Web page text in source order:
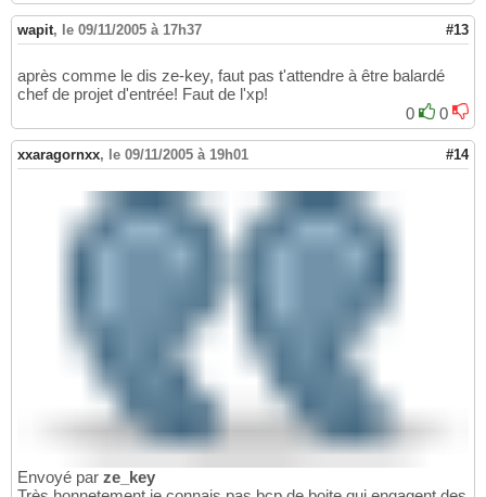
wapit, le 09/11/2005 à 17h37 #13
après comme le dis ze-key, faut pas t'attendre à être balardé
chef de projet d'entrée! Faut de l'xp!
0
0
xxaragornxx, le 09/11/2005 à 19h01 #14
Envoyé par ze_key